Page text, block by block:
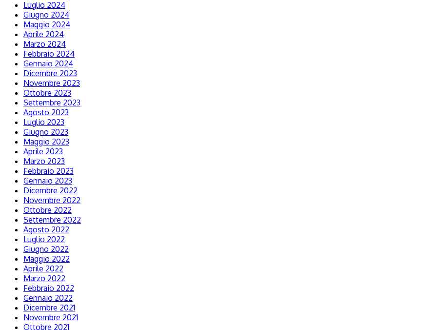
Luglio 2024
Giugno 2024
Maggio 2024
Aprile 2024
Marzo 2024
Febbraio 2024
Gennaio 2024
Dicembre 2023
Novembre 2023
Ottobre 2023
Settembre 2023
Agosto 2023
Luglio 2023
Giugno 2023
Maggio 2023
Aprile 2023
Marzo 2023
Febbraio 2023
Gennaio 2023
Dicembre 2022
Novembre 2022
Ottobre 2022
Settembre 2022
Agosto 2022
Luglio 2022
Giugno 2022
Maggio 2022
Aprile 2022
Marzo 2022
Febbraio 2022
Gennaio 2022
Dicembre 2021
Novembre 2021
Ottobre 2021